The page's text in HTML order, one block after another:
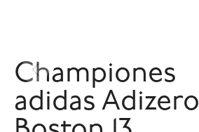
Championes
adidas Adizero